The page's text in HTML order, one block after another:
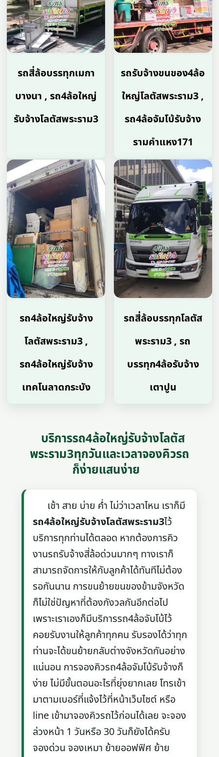
รถสี่ล้อบรรทุกเมกา
บางนา , รถ4ล้อใหญ่
รับจ้างโลตัสพระราม3
รถรับจ้างขนของ4ล้อ
ใหญ่โลตัสพระราม3 ,
รถ4ล้อจัมโบ้รับจ้าง
รามคำแหง171
รถ4ล้อใหญ่รับจ้าง
โลตัสพระราม3 ,
รถ4ล้อใหญ่รับจ้าง
เทคโนลาดกระบัง
รถสี่ล้อบรรทุกโลตัส
พระราม3 , รถ
บรรทุก4ล้อรับจ้าง
เตาปูน
บริการรถ4ล้อใหญ่รับจ้างโลตัส
พระราม3ทุกวันและเวลาจองคิวรถ
ก็ง่ายแสนง่าย
เช้า สาย บ่าย ค่ำ ไม่ว่าเวลาไหน เราก็มี
รถ4ล้อใหญ่รับจ้างโลตัสพระราม3ไว้
บริการทุกท่านได้ตลอด หากต้องการคิว
งานรถรับจ้างสี่ล้อด่วนมากๆ ทางเราก็
สามารถจัดการให้กับลูกค้าได้ทันทีไม่ต้อง
รอกันนาน การขนย้ายขนของข้ามจังหวัด
ก็ไม่ใช่ปัญหาที่ต้องกังวลกันอีกต่อไป
เพราะเราเองก็มีบริการรถ4ล้อจับโบ้ไว้
คอยรับงานให้ลูกค้าทุกคน รับรองได้ว่าทุก
ท่านจะได้ขนย้ายกลับต่างจังหวัดกันอย่าง
แน่นอน การจองคิวรถ4ล้อจัมโบ้รับจ้างก็
ง่าย ไม่มีขั้นตอนอะไรที่ยุ่งยากเลย โทรเข้า
มาตามเบอร์ที่แจ้งไว้ที่หน้าเว็บไซต์ หรือ
line เข้ามาจองคิวรถไว้ก่อนได้เลย จะจอง
ล่วงหน้า 1 วันหรือ 30 วันก็ยังได้ครับ
จองด่วน จองเหมา ย้ายออฟฟิศ ย้าย